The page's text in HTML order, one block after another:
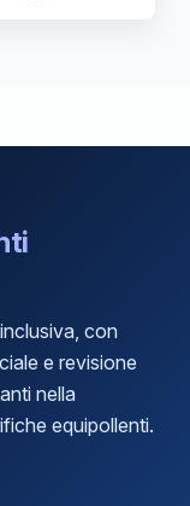
con
e revisione
nella
equipollenti.